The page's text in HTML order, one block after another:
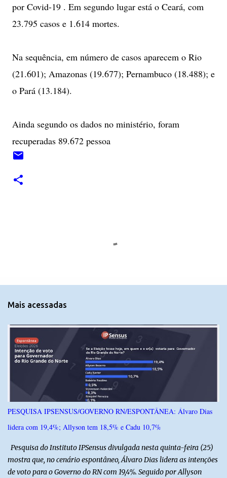
por Covid-19 . Em segundo lugar está o Ceará, com
23.795 casos e 1.614 mortes.
Na sequência, em número de casos aparecem o Rio
(21.601); Amazonas (19.677); Pernambuco (18.488); e
o Pará (13.184).
Ainda segundo os dados no ministério, foram
recuperadas 89.672 pessoa
n
r
i
o
Mais acessadas
PESQUISA IPSENSUS/GOVERNO RN/ESPONTÂNEA: Álvaro Dias
lidera com 19,4%; Allyson tem 18,5% e Cadu 10,7%
Pesquisa do Instituto IPSensus divulgada nesta quinta-feira (25)
mostra que, no cenário espontâneo, Álvaro Dias lidera as intenções
de voto para o Governo do RN com 19,4%. Seguido por Allyson